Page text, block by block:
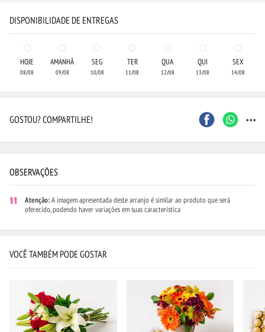
DISPONIBILIDADE DE ENTREGAS
HOJE
08/08
AMANHÃ
09/08
SEG
10/08
TER
11/08
QUA
12/08
QUI
13/08
SEX
14/08
GOSTOU? COMPARTILHE! ...
OBSERVAÇÕES
Atenção:A imagem apresentada deste arranjo é similar ao produto que será
oferecido, podendo haver variações em suas característica
VOCÊ TAMBÉM PODE GOSTAR